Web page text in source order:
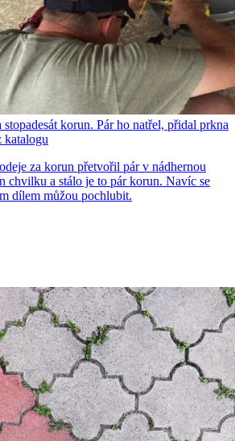
stopadesát korun. Pár ho natřel, přidal prkna
katalogu
za korun přetvořil pár v nádhernou
chvilku a stálo je to pár korun. Navíc se
dílem můžou pochlubit.